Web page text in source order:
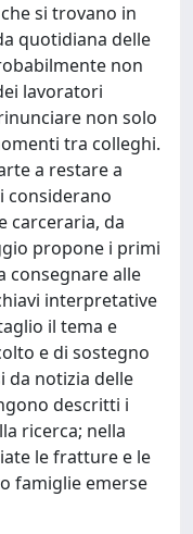
si trovano in
quotidiana delle
non
lavoratori
non solo
tra colleghi.
a restare a
considerano
carceraria, da
propone i primi
consegnare alle
interpretative
il tema e
e di sostegno
da notizia delle
descritti i
ricerca; nella
le fratture e le
famiglie emerse